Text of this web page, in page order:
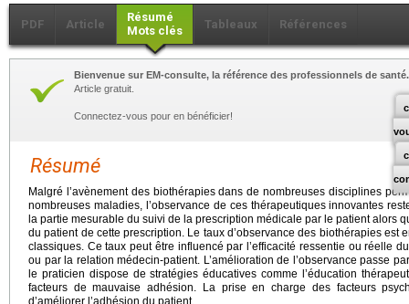
PDF Article
Résumé
Mots clés
Tableaux Références
Bienvenue sur EM-consulte, la référence des professionnels de santé.
Article gratuit.
Connectez-vous pour en bénéficier!
Résumé
Malgré l’avènement des biothérapies dans de nombreuses disciplines
nombreuses maladies, l’observance de ces thérapeutiques innovantes
la partie mesurable du suivi de la prescription médicale par le patient alors
du patient de cette prescription. Le taux d’observance des biothérapies est
classiques. Ce taux peut être influencé par l’efficacité ressentie ou réelle
ou par la relation médecin-patient. L’amélioration de l’observance passe
le praticien dispose de stratégies éducatives comme l’éducation
facteurs de mauvaise adhésion. La prise en charge des facteurs